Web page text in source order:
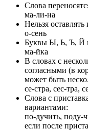
Слова
ма-ли-на
Нельзя
о-сень
Буквы Ы, Ь, Ъ, Й
ма-йка
В словах с
согласными (в
может быть
се-стра, сес-тра,
Слова с
вариантами:
по-дучить, поду-
если после